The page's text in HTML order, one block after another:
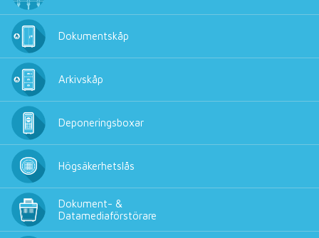
Dokumentskåp
Arkivskåp
Deponeringsboxar
Högsäkerhetslås
Dokument- &
Datamediaförstörare